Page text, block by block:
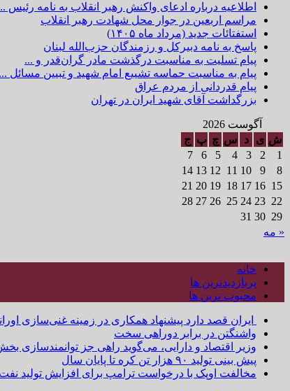
اطلاعیه درباره ادعای واکنش رهبر انقلاب به نامه رئیس
مراسم اربعین در جوار محل شهادت رهبر انقلاب
استفتائات جدید (مرداد ماه ۱۴۰۵)
پاسخ به نامه دبیرکل و رزمندگان حزب‌الله لبنان
پیام تسلیت به مناسبت درگذشت مادر گران‌قدر و ...
پیام به مناسبت حماسه تشییع امام شهید و تبیین مسائل ...
پیام قدردانی از مردم عراق
بزرگداشت آقای شهید ایران در تهران
آگوست 2026
ش ی د س چ پ ج
1
2
3
4
5
6
7
8
9
10
11
12
13
14
15
16
17
18
19
20
21
22
23
24
25
26
27
28
29
30
31
« مه
خانه
پربازدیدترین ها
محبوب ترین ها
ایران قصد دارد پیشنهاد همکاری در زمینه غنی‌سازی
واشنگتن در برابر دوراهی سخت
وزیر اقتصاد و دارایی، می‌گوید راهی جز
پیش بینی تولید ۹۰ هزار تن کره تا پایان سال
مخالفت اوپک با درخواست ترامپ برای افزایش تولید نفت